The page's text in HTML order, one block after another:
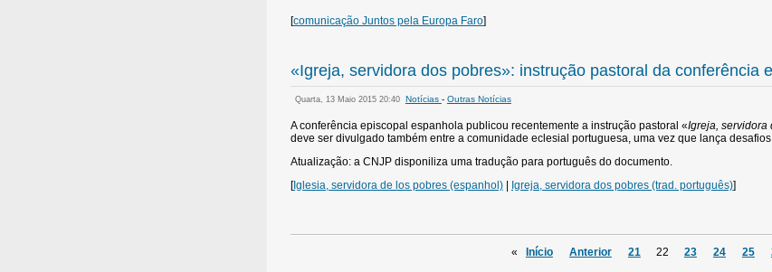
[comunicação Juntos pela Europa Faro]
«Igreja, servidora dos pobres»: instrução pastoral da conferência
Quarta, 13 Maio 2015 20:40 Notícias - Outras Notícias
A conferência episcopal espanhola publicou recentemente a instrução pastoral «Igreja, servidora
deve ser divulgado também entre a comunidade eclesial portuguesa, uma vez que lança
Atualização: a CNJP disponiliza uma tradução para português do documento.
[Iglesia, servidora de los pobres (espanhol)| Igreja, servidora dos pobres (trad. português)]
« Início Anterior 21 22 23 24 25